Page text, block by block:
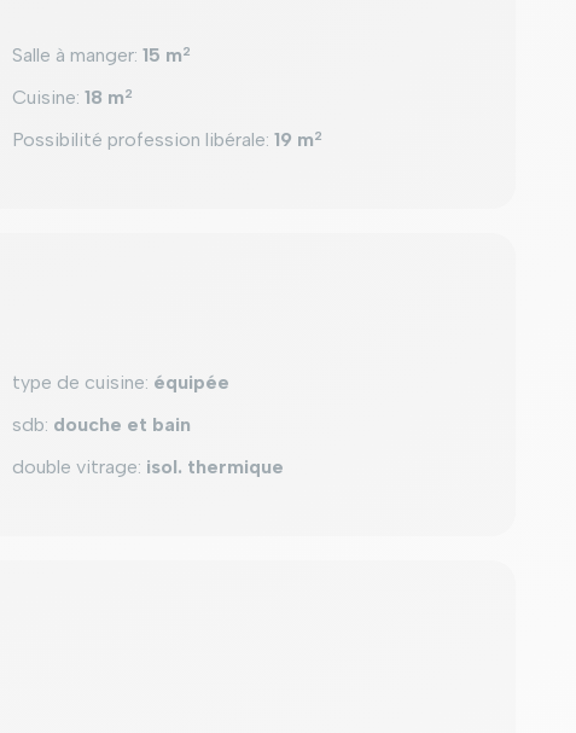
Salle à manger: 15 m2
Cuisine: 18 m2
Possibilité profession libérale: 19 m2
type de cuisine: équipée
sdb: douche et bain
double vitrage: isol. thermique